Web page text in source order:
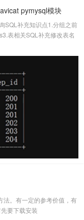
pymysql模块
SQL补充知识点1.分组之前
表相关SQL补充修改表名
法。有一定的参考价值，有
要下载安装